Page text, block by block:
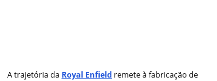
A trajetória da Royal Enfield remete à fabricação de